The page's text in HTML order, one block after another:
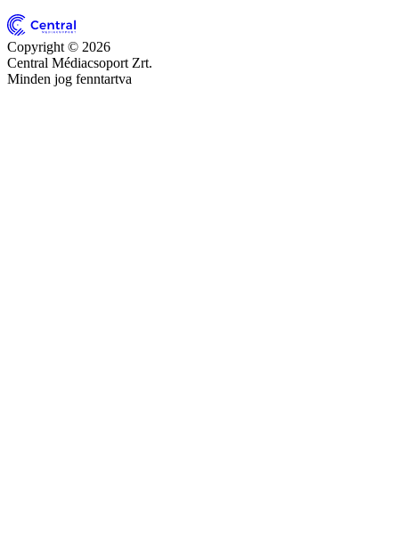
Copyright © 2026
Central Médiacsoport Zrt.
Minden jog fenntartva